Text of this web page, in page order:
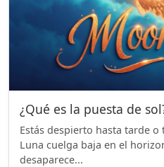
¿Qué es la puesta de
Estás despierto hasta tarde
Luna cuelga baja en el
desaparece...